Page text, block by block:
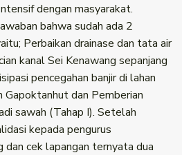
dengan masyarakat.
bahwa sudah ada 2
Perbaikan drainase dan tata air
kanal Sei Kenawang sepanjang
pencegahan banjir di lahan
dan Pemberian
sawah (Tahap I). Setelah
kepada pengurus
dan cek lapangan ternyata dua